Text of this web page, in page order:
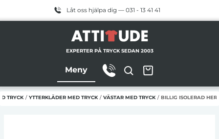
Låt oss hjälpa dig — 031 - 13 41 41
EXPERTER PÅ TRYCK SEDAN 2003
Meny
TRYCK / YTTERKLÄDER MED TRYCK / VÄSTAR MED TRYCK / BILLIG ISOLERAD